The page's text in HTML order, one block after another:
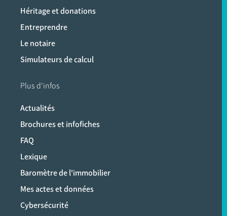
Héritage et donations
Entreprendre
Le notaire
Simulateurs de calcul
Plus d'infos
Actualités
Brochures et infofiches
FAQ
Lexique
Baromètre de l'immobilier
Mes actes et données
Cybersécurité